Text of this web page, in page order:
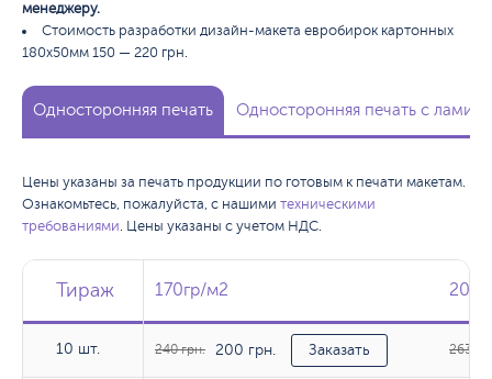
менеджеру.
Стоимость разработки дизайн-макета евробирок картонных
180х50мм 150 — 220 грн.
Односторонняя печать Односторонняя печать с
Цены указаны за печать продукции по готовым к печати макетам.
Ознакомьтесь, пожалуйста, с нашими техническими
требованиями. Цены указаны с учетом НДС.
Тираж
10 шт.
Тираж 170гр/м2
Тираж 170гр/м2
10 шт. 240 грн. 200 грн. Заказать 263